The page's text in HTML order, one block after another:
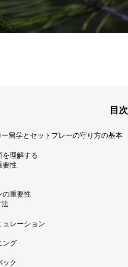
目次
留学とセットプレーの守り方の基本
を理解する
要性
の重要性
法
ュレーション
ング
ック